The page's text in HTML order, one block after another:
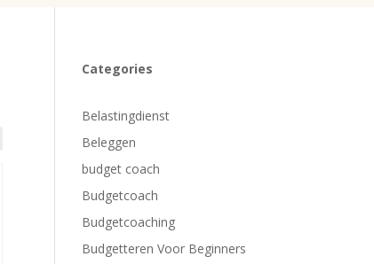
Categories
Belastingdienst
Beleggen
budget coach
Budgetcoach
Budgetcoaching
Budgetteren Voor Beginners